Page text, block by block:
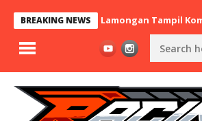
BREAKING NEWS
BaraBere Asal Lamongan Tampil